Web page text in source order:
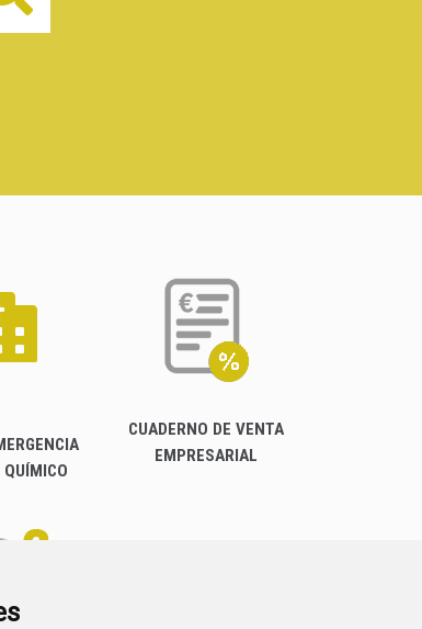
QUÍMICO
CUADERNO DE VENTA
EMPRESARIAL